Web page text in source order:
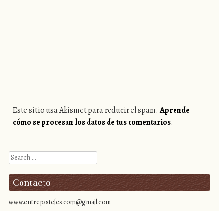
Este sitio usa Akismet para reducir el spam.Aprende
cómo se procesan los datos de tus comentarios.
Search
Contacto
www.entrepasteles.com@gmail.com